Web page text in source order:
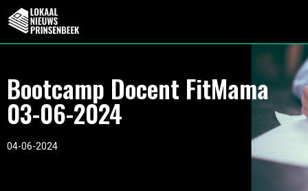
Bootcamp Docent FitMama
03-06-2024
04-06-2024